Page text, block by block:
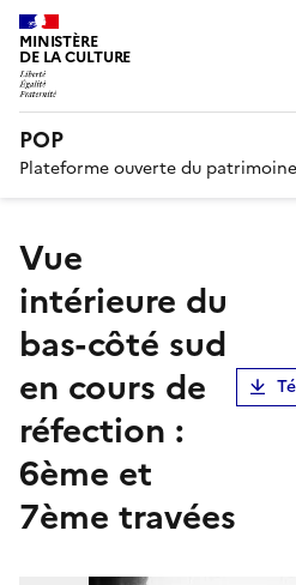
MINISTÈRE
DE LA CULTURE
POP
Plateforme ouverte du patrimoine
Vue
intérieure du
bas-côté sud
en cours de
réfection :
6ème et
7ème travées